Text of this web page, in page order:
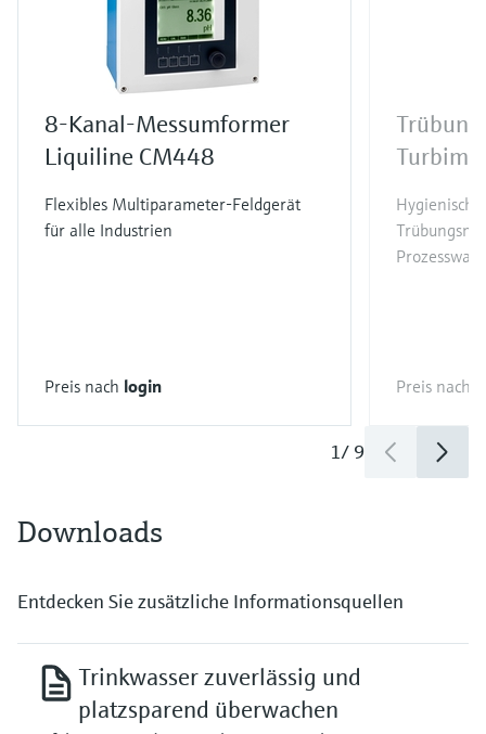
8-Kanal-Messumformer
Liquiline CM448
Flexibles Multiparameter-Feldgerät
für alle Industrien
Preis nach login Preis nach
1/ 9
Downloads
Entdecken Sie zusätzliche Informationsquellen
Trinkwasser zuverlässig und
platzsparend überwachen